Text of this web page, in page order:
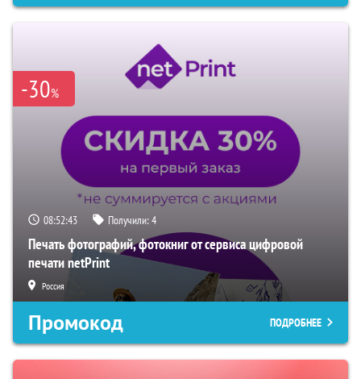
-30%
08:52:41 Получили:4
Печать фотографий, фотокниг от сервиса цифровой
печати netPrint
Россия
Промокод ПОДРОБНЕЕ